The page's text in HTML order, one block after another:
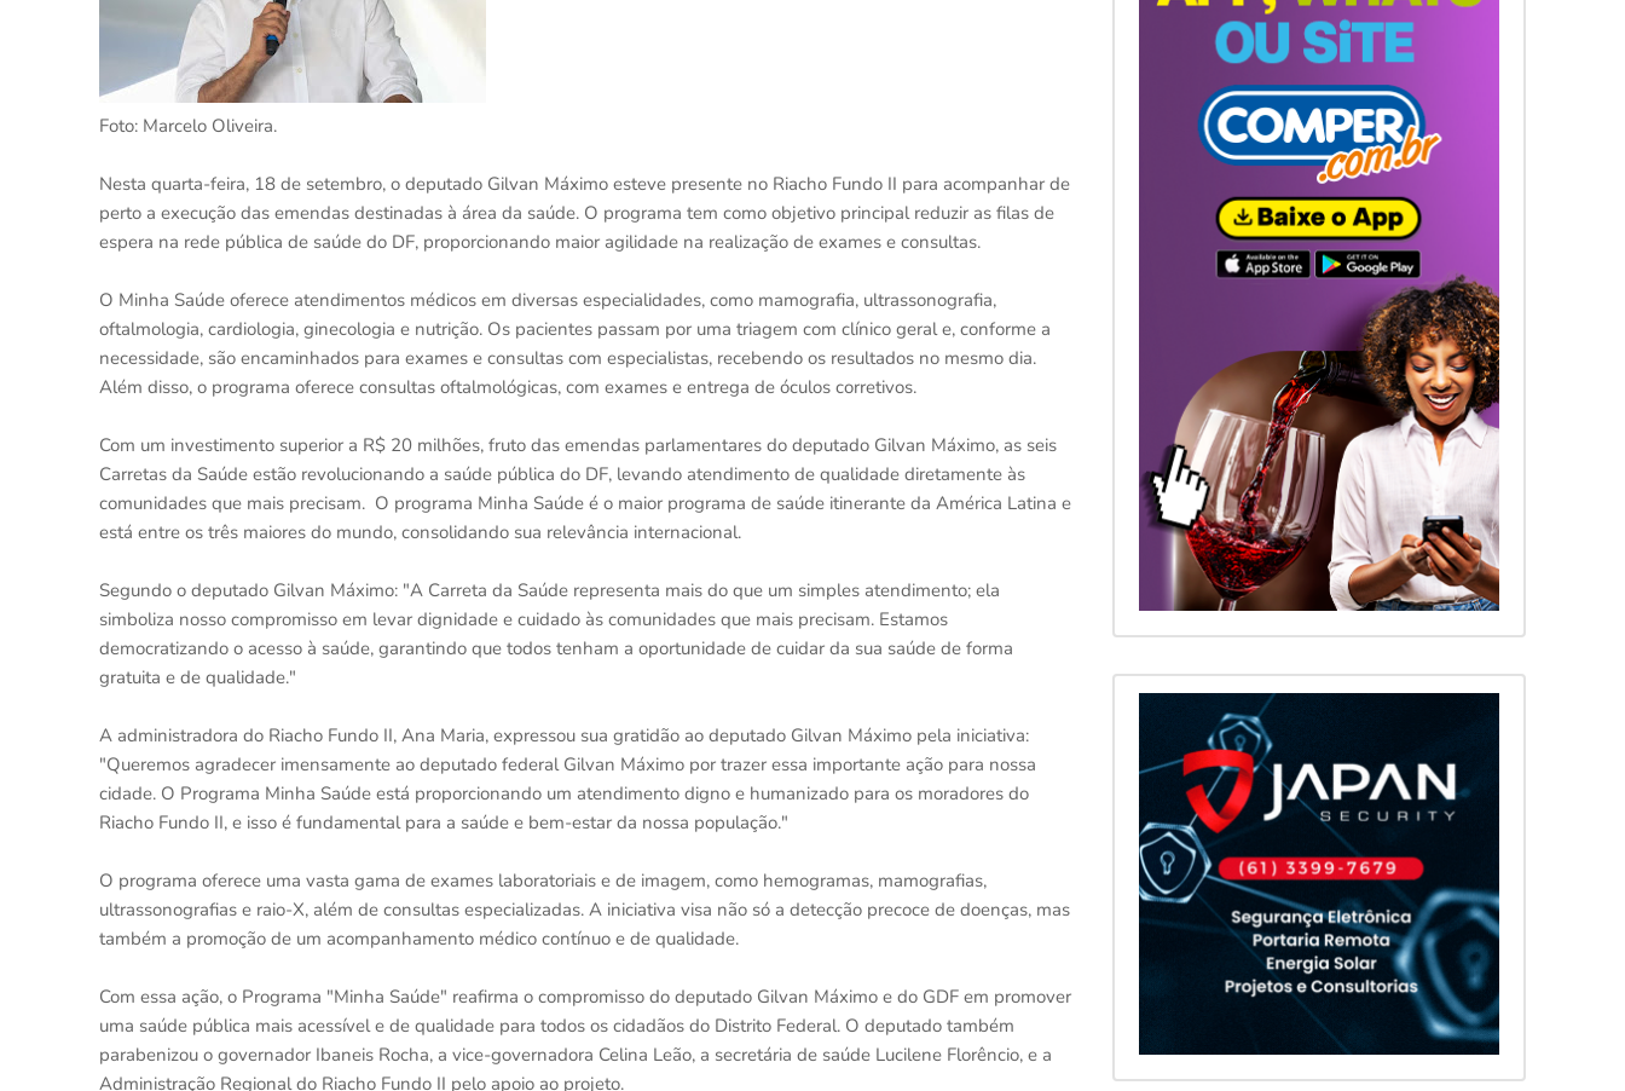
Foto: Marcelo Oliveira.
Nesta quarta-feira, 18 de setembro, o deputado Gilvan Máximo esteve presente no Riacho Fundo II para acompanhar de
perto a execução das emendas destinadas à área da saúde. O programa tem como objetivo principal reduzir as filas de
espera na rede pública de saúde do DF, proporcionando maior agilidade na realização de exames e consultas.
O Minha Saúde oferece atendimentos médicos em diversas especialidades, como mamografia, ultrassonografia,
oftalmologia, cardiologia, ginecologia e nutrição. Os pacientes passam por uma triagem com clínico geral e, conforme a
necessidade, são encaminhados para exames e consultas com especialistas, recebendo os resultados no mesmo dia.
Além disso, o programa oferece consultas oftalmológicas, com exames e entrega de óculos corretivos.
Com um investimento superior a R$ 20 milhões, fruto das emendas parlamentares do deputado Gilvan Máximo, as seis
Carretas da Saúde estão revolucionando a saúde pública do DF, levando atendimento de qualidade diretamente às
comunidades que mais precisam. O programa Minha Saúde é o maior programa de saúde itinerante da América Latina e
está entre os três maiores do mundo, consolidando sua relevância internacional.
Segundo o deputado Gilvan Máximo: "A Carreta da Saúde representa mais do que um simples atendimento; ela
simboliza nosso compromisso em levar dignidade e cuidado às comunidades que mais precisam. Estamos
democratizando o acesso à saúde, garantindo que todos tenham a oportunidade de cuidar da sua saúde de forma
gratuita e de qualidade."
A administradora do Riacho Fundo II, Ana Maria, expressou sua gratidão ao deputado Gilvan Máximo pela iniciativa:
"Queremos agradecer imensamente ao deputado federal Gilvan Máximo por trazer essa importante ação para nossa
cidade. O Programa Minha Saúde está proporcionando um atendimento digno e humanizado para os moradores do
Riacho Fundo II, e isso é fundamental para a saúde e bem-estar da nossa população."
O programa oferece uma vasta gama de exames laboratoriais e de imagem, como hemogramas, mamografias,
ultrassonografias e raio-X, além de consultas especializadas. A iniciativa visa não só a detecção precoce de doenças, mas
também a promoção de um acompanhamento médico contínuo e de qualidade.
Com essa ação, o Programa "Minha Saúde" reafirma o compromisso do deputado Gilvan Máximo e do GDF em promover
uma saúde pública mais acessível e de qualidade para todos os cidadãos do Distrito Federal. O deputado também
parabenizou o governador Ibaneis Rocha, a vice-governadora Celina Leão, a secretária de saúde Lucilene Florêncio, e a
Administração Regional do Riacho Fundo II pelo apoio ao projeto.